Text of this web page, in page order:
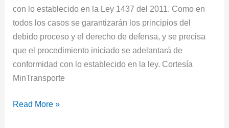
con lo establecido en la Ley 1437 del 2011. Como en
todos los casos se garantizarán los principios del
debido proceso y el derecho de defensa, y se precisa
que el procedimiento iniciado se adelantará de
conformidad con lo establecido en la ley. Cortesía
MinTransporte
Read More »